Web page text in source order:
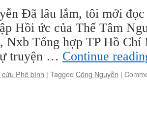
Đã lâu lắm, tôi mới
Hồi ức của Thế Tâm
Nxb Tổng hợp TP Hồ Chí
truyện … Continue
cứu Phê bình | Tagged Công Nguyễn |